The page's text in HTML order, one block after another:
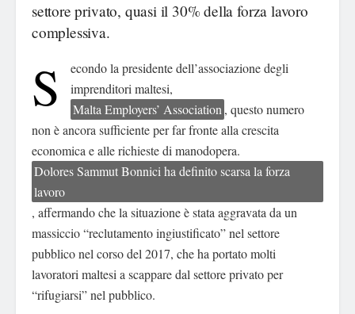
settore privato, quasi il 30% della forza lavoro
complessiva.
S
econdo la presidente dell’associazione degli
imprenditori maltesi,
Malta Employers’ Association , questo numero
non è ancora sufficiente per far fronte alla crescita
economica e alle richieste di manodopera.
Dolores Sammut Bonnici ha definito scarsa la forza
lavoro
, affermando che la situazione è stata aggravata da un
massiccio “reclutamento ingiustificato” nel settore
pubblico nel corso del 2017, che ha portato molti
lavoratori maltesi a scappare dal settore privato per
“rifugiarsi” nel pubblico.